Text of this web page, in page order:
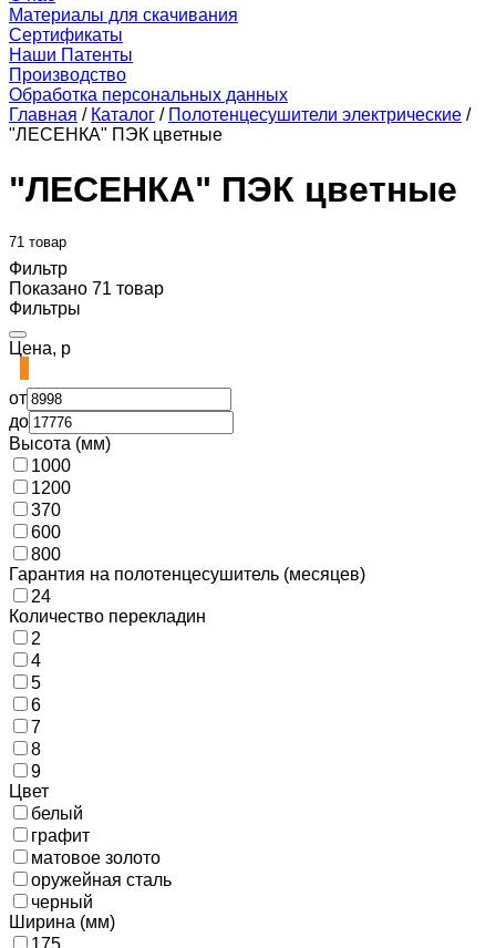
Материалы для скачивания
Сертификаты
Наши Патенты
Производство
Обработка персональных данных
Главная / Каталог / Полотенцесушители электрические /
"ЛЕСЕНКА" ПЭК цветные
"ЛЕСЕНКА" ПЭК цветные
71 товар
Фильтр
Показано 71 товар
Фильтры
Цена, р
от
до
Высота (мм)
1000
1200
370
600
800
Гарантия на полотенцесушитель (месяцев)
24
Количество перекладин
2
4
5
6
7
8
9
Цвет
белый
графит
матовое золото
оружейная сталь
черный
Ширина (мм)
175